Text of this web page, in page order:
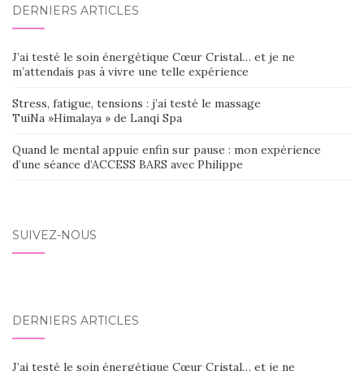
DERNIERS ARTICLES
J’ai testé le soin énergétique Cœur Cristal… et je ne
m’attendais pas à vivre une telle expérience
Stress, fatigue, tensions : j’ai testé le massage
TuiNa »Himalaya » de Lanqi Spa
Quand le mental appuie enfin sur pause : mon expérience
d’une séance d’ACCESS BARS avec Philippe
SUIVEZ-NOUS
DERNIERS ARTICLES
J’ai testé le soin énergétique Cœur Cristal… et je ne